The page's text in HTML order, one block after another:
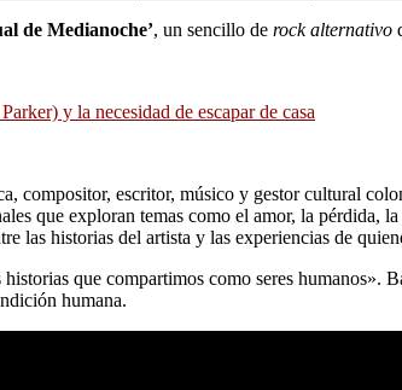
de Medianoche’, un sencillo de rock alternativo
y la necesidad de escapar de casa
compositor, escritor, músico y gestor cultural
que exploran temas como el amor, la pérdida,
las historias del artista y las experiencias de
que compartimos como seres humanos».
humana.